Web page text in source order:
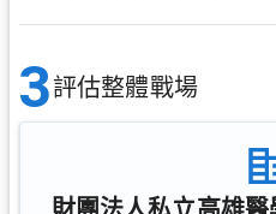
3評估整體戰場